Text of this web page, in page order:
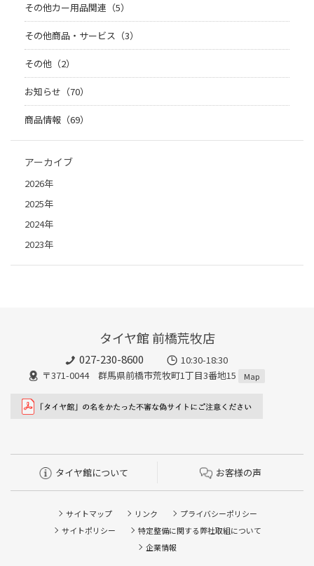
その他カー用品関連（5）
その他商品・サービス（3）
その他（2）
お知らせ（70）
商品情報（69）
アーカイブ
2026年
2025年
2024年
2023年
タイヤ館 前橋荒牧店
027-230-8600
10:30-18:30
〒371-0044 群馬県前橋市荒牧町1丁目3番地15
Map
タイヤ館について お客様の声
サイトマップ リンク
プライバシーポリシー
サイトポリシー
特定整備に関する弊社取組について
企業情報